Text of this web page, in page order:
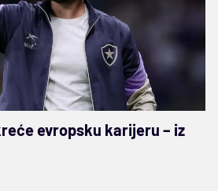
evropsku karijeru – iz